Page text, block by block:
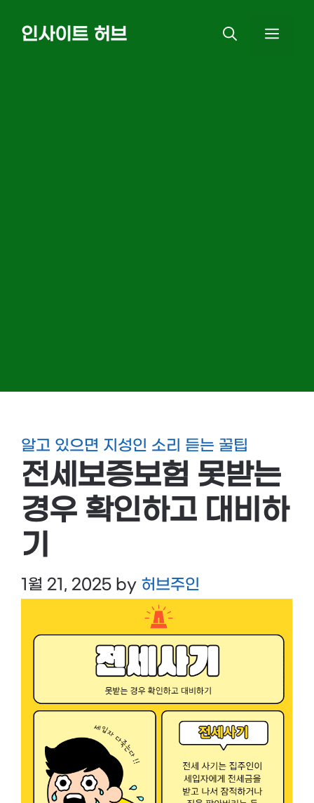
인사이트 허브
알고 있으면 지성인 소리 듣는 꿀팁
전세보증보험 못받는
경우 확인하고 대비하
기
1월 21, 2025 by 허브주인